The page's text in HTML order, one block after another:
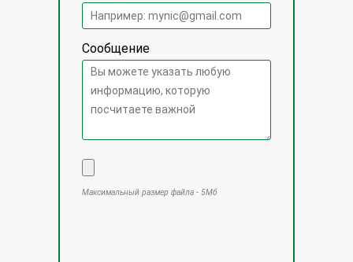
Сообщение
Максимальный размер файла - 5Мб